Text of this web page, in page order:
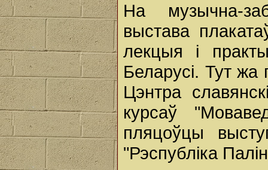
На музычна-
выстава
лекцыя і
Беларусі. Тут
Цэнтра
курсаў
пляцоўцы
"Рэспубліка